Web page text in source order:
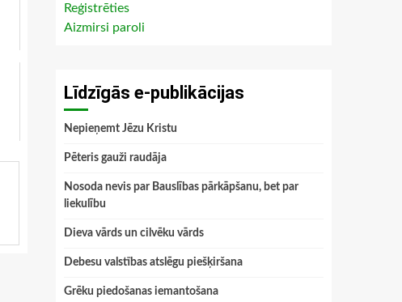
Reģistrēties
Aizmirsi paroli
Līdzīgās e-publikācijas
Nepieņemt Jēzu Kristu
Pēteris gauži raudāja
Nosoda nevis par Bauslības pārkāpšanu, bet par
liekulību
Dieva vārds un cilvēku vārds
Debesu valstības atslēgu piešķiršana
Grēku piedošanas iemantošana